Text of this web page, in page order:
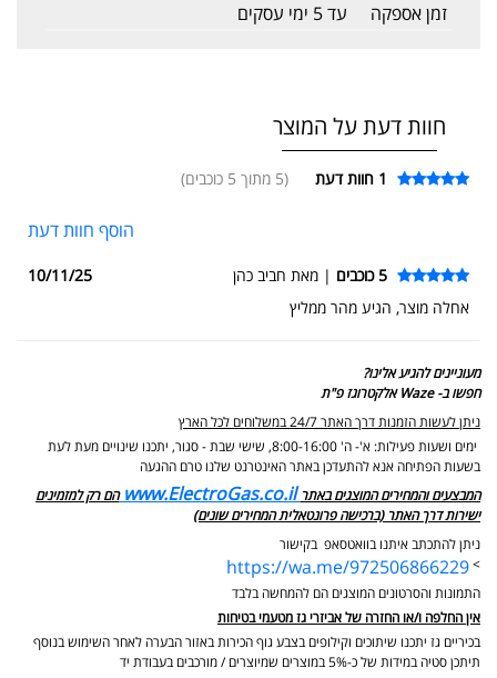
זמן אספקה
עד 5 ימי עסקים
חוות דעת על המוצר
1 חוות דעת (5 מתוך 5 כוכבים)
הוסף חוות דעת
5 כוכבים | מאת חביב כהן
10/11/25
אחלה מוצר, הגיע מהר ממליץ
מעוניינים להגיע אלינו?
חפשו ב- Waze אלקטרוגז פ"ת
ניתן לעשות הזמנות דרך האתר 24/7 במשלוחים לכל הארץ
ימים ושעות פעילות: א'- ה' 8:00-16:00, שישי שבת - סגור,
יתכנו שינויים מעת לעת
בשעות הפתיחה אנא להתעדכן באתר האינטרנט שלנו טרם ההגעה
המבצעים והמחירים המוצגים באתר www.ElectroGas.co.il הם רק למזמינים
ישירות דרך האתר (ברכישה פרונטאלית המחירים שונים)
ניתן להתכתב איתנו בוואטסאפ בקישור
>
https://wa.me/972506866229
התמונות והסרטונים המוצגים הם להמחשה בלבד
אין החלפה ו/או החזרה של אביזרי גז מטעמי בטיחות
בכיריים גז יתכנו שיתוכים וקילופים בצבע גוף הכירות באזור הבערה לאחר השימוש בנוסף
תיתכן סטיה במידות של כ-5% במוצרים שמיוצרים / מורכבים בעבודת יד